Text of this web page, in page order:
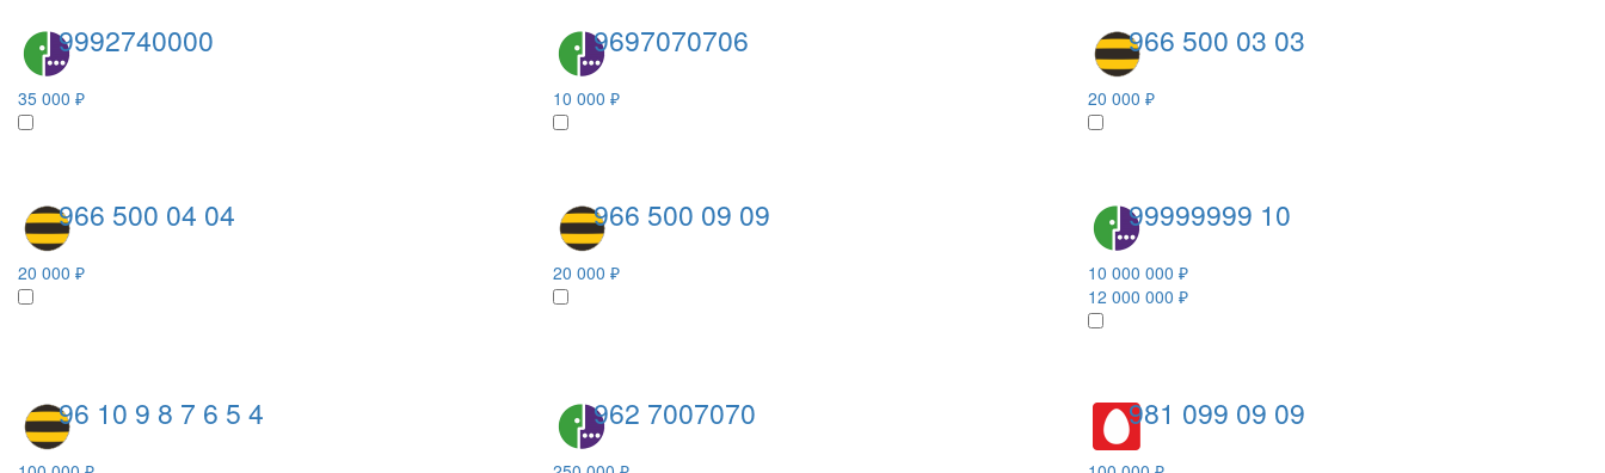
9992740000
35 000 ₽
9697070706
10 000 ₽
966 500 03 03
20 000 ₽
966 500 04 04
20 000 ₽
966 500 09 09
20 000 ₽
99999999 10
10 000 000 ₽
12 000 000 ₽
96 10 9 8 7 6 5 4 962 7007070 981 099 09 09